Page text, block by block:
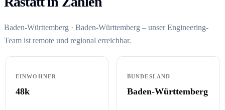
Baden-Württemberg · Baden-Württemberg – unser Engineering-
Team ist remote und regional erreichbar.
EINWOHNER
48k
BUNDESLAND
Baden-Württemberg